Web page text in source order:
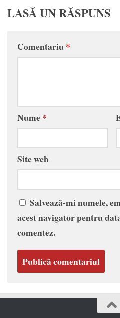
LASĂ UN RĂSPUNS
Comentariu*
Nume*
Site web
Salvează-mi numele,
acest navigator pentru
comentez.